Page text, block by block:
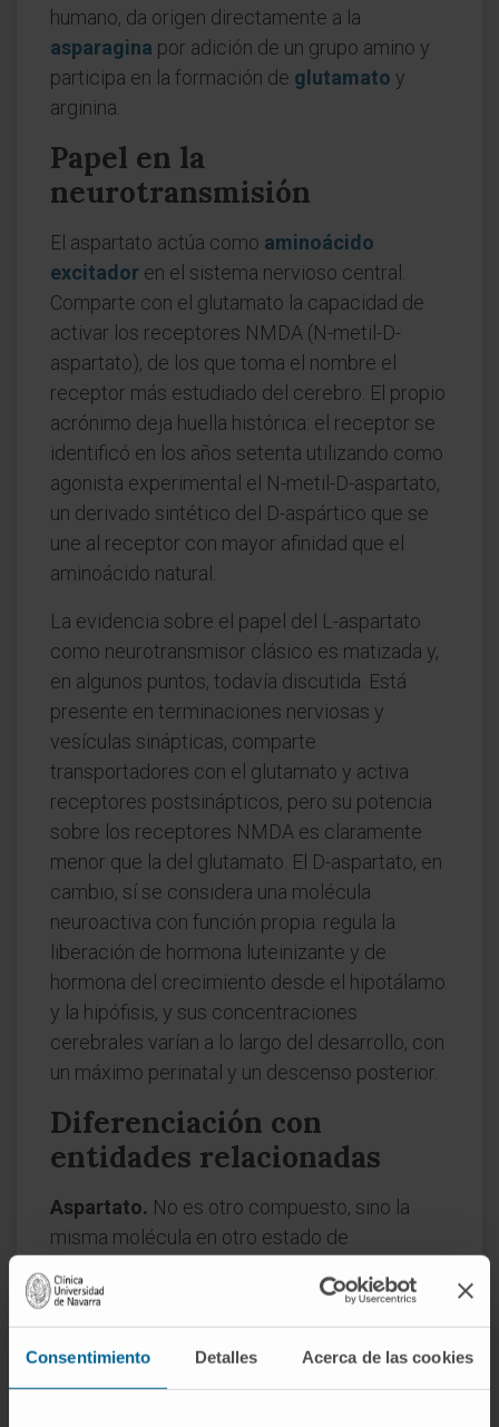
Consentimiento Detalles Acerca de las cookies
humano, da origen directamente a la
asparagina por adición de un grupo amino y
participa en la formación de glutamato y
arginina.
Papel en la
neurotransmisión
El aspartato actúa como aminoácido
excitador en el sistema nervioso central.
Comparte con el glutamato la capacidad de
activar los receptores NMDA (N-metil-D-
aspartato), de los que toma el nombre el
receptor más estudiado del cerebro. El propio
acrónimo deja huella histórica: el receptor se
identificó en los años setenta utilizando como
agonista experimental el N-metil-D-aspartato,
un derivado sintético del D-aspártico que se
une al receptor con mayor afinidad que el
aminoácido natural.
La evidencia sobre el papel del L-aspartato
como neurotransmisor clásico es matizada y,
en algunos puntos, todavía discutida. Está
presente en terminaciones nerviosas y
vesículas sinápticas, comparte
transportadores con el glutamato y activa
receptores postsinápticos, pero su potencia
sobre los receptores NMDA es claramente
menor que la del glutamato. El D-aspartato, en
cambio, sí se considera una molécula
neuroactiva con función propia: regula la
liberación de hormona luteinizante y de
hormona del crecimiento desde el hipotálamo
y la hipófisis, y sus concentraciones
cerebrales varían a lo largo del desarrollo, con
un máximo perinatal y un descenso posterior.
Diferenciación con
entidades relacionadas
Aspartato. No es otro compuesto, sino la
misma molécula en otro estado de
carboxilo lateral del ácido aspártico cede su
protón y la molécula queda con carga
negativa: esa forma es el aspartato. En la
literatura científica los dos nombres se usan